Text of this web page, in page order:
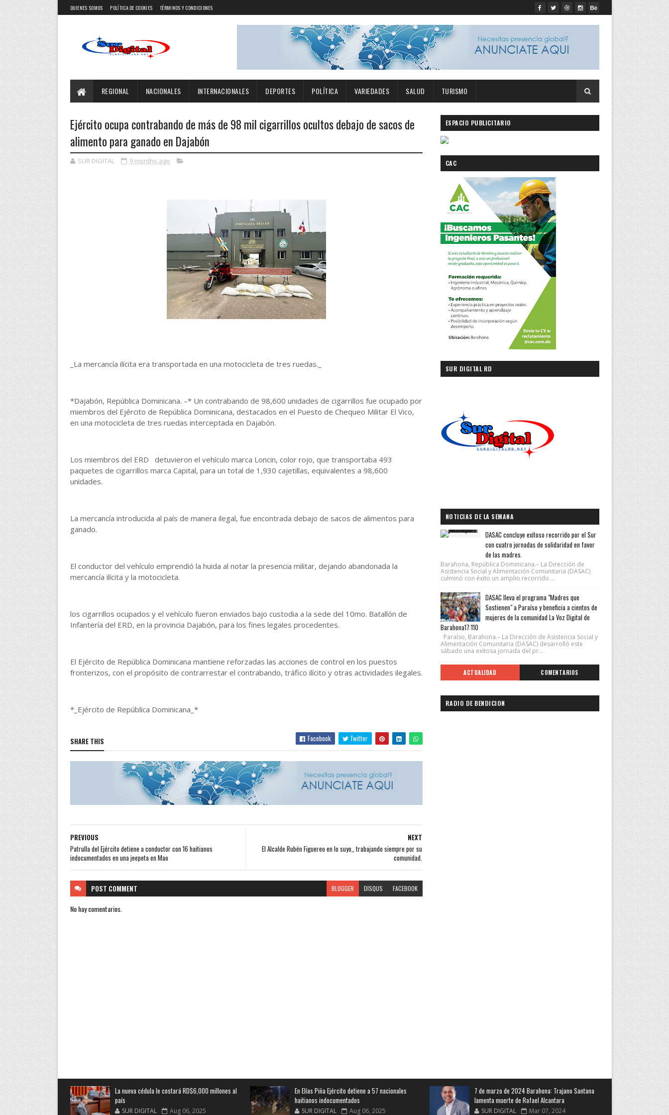
QUIENES SOMOS POLÍTICA DE COOKIES TÉRMINOS Y CONDICIONES
REGIONAL NACIONALES INTERNACIONALES DEPORTES POLÍTICA VARIEDADES SALUD TURISMO
Ejército ocupa contrabando de más de 98 mil cigarrillos ocultos debajo de sacos de
alimento para ganado en Dajabón
SUR DIGITAL 9 months ago
_La mercancía ilícita era transportada en una motocicleta de tres ruedas._
*Dajabón, República Dominicana. –* Un contrabando de 98,600 unidades de cigarrillos fue ocupado por
miembros del Ejército de República Dominicana, destacados en el Puesto de Chequeo Militar El Vico,
en una motocicleta de tres ruedas interceptada en Dajabón.
Los miembros del ERD detuvieron el vehículo marca Loncin, color rojo, que transportaba 493
paquetes de cigarrillos marca Capital, para un total de 1,930 cajetillas, equivalentes a 98,600
unidades.
La mercancía introducida al país de manera ilegal, fue encontrada debajo de sacos de alimentos para
ganado.
El conductor del vehículo emprendió la huida al notar la presencia militar, dejando abandonada la
mercancía ilícita y la motocicleta.
los cigarrillos ocupados y el vehículo fueron enviados bajo custodia a la sede del 10mo. Batallón de
Infantería del ERD, en la provincia Dajabón, para los fines legales procedentes.
El Ejército de República Dominicana mantiene reforzadas las acciones de control en los puestos
fronterizos, con el propósito de contrarrestar el contrabando, tráfico ilícito y otras actividades ilegales.
*_Ejército de República Dominicana_*
SHARE THIS Facebook Twitter
NEXT
El Alcalde Rubén Figuereo en lo suyo,, trabajando siempre por su
comunidad.
PREVIOUS
Patrulla del Ejército detiene a conductor con 16 haitianos
indocumentados en una jeepeta en Mao
POST COMMENT BLOGGER DISQUS FACEBOOK
No hay comentarios.
ESPACIO PUBLICITARIO
CAC
SUR DIGITAL RD
NOTICIAS DE LA SEMANA
DASAC concluye exitoso recorrido por el Sur
con cuatro jornadas de solidaridad en favor
de las madres.
Barahona, República Dominicana.– La Dirección de
Asistencia Social y Alimentación Comunitaria (DASAC)
culminó con éxito un amplio recorrido ...
DASAC lleva el programa "Madres que
Sostienen" a Paraíso y beneficia a cientos de
mujeres de la comunidad La Voz Digital de
Barahona17:110
Paraíso, Barahona.– La Dirección de Asistencia Social y
Alimentación Comunitaria (DASAC) desarrolló este
sábado una exitosa jornada del pr...
ACTUALIDAD COMENTARIOS
RADIO DE BENDICION
La nueva cédula le costará RD$6,000 millones al
país
SUR DIGITAL Aug 06, 2025
En Elías Piña Ejército detiene a 57 nacionales
haitianos indocumentados
SUR DIGITAL Aug 06, 2025
7 de marzo de 2024 Barahona: Trajano Santana
lamenta muerte de Rafael Alcantara
SUR DIGITAL Mar 07, 2024